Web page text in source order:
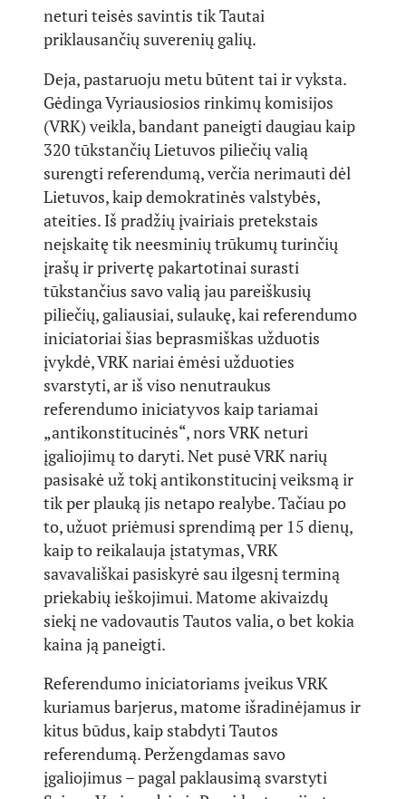
neturi teisės savintis tik Tautai
priklausančių suverenių galių.
Deja, pastaruoju metu būtent tai ir vyksta.
Gėdinga Vyriausiosios rinkimų komisijos
(VRK) veikla, bandant paneigti daugiau kaip
320 tūkstančių Lietuvos piliečių valią
surengti referendumą, verčia nerimauti dėl
Lietuvos, kaip demokratinės valstybės,
ateities. Iš pradžių įvairiais pretekstais
neįskaitę tik neesminių trūkumų turinčių
įrašų ir privertę pakartotinai surasti
tūkstančius savo valią jau pareiškusių
piliečių, galiausiai, sulaukę, kai referendumo
iniciatoriai šias beprasmiškas užduotis
įvykdė, VRK nariai ėmėsi užduoties
svarstyti, ar iš viso nenutraukus
referendumo iniciatyvos kaip tariamai
„antikonstitucinės“, nors VRK neturi
įgaliojimų to daryti. Net pusė VRK narių
pasisakė už tokį antikonstitucinį veiksmą ir
tik per plauką jis netapo realybe. Tačiau po
to, užuot priėmusi sprendimą per 15 dienų,
kaip to reikalauja įstatymas, VRK
savavališkai pasiskyrė sau ilgesnį terminą
priekabių ieškojimui. Matome akivaizdų
siekį ne vadovautis Tautos valia, o bet kokia
kaina ją paneigti.
Referendumo iniciatoriams įveikus VRK
kuriamus barjerus, matome išradinėjamus ir
kitus būdus, kaip stabdyti Tautos
referendumą. Peržengdamas savo
įgaliojimus – pagal paklausimą svarstyti